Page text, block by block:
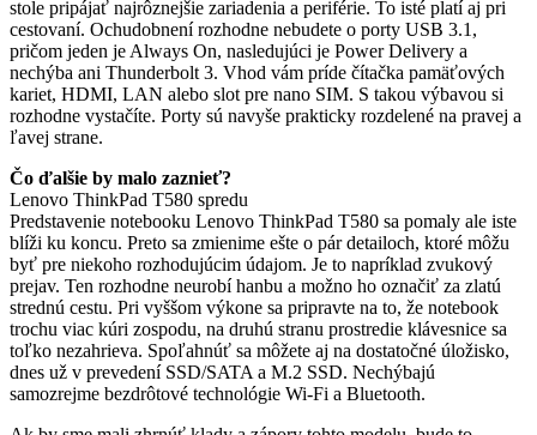
stole pripájať najrôznejšie zariadenia a periférie. To isté platí aj pri
cestovaní. Ochudobnení rozhodne nebudete o porty USB 3.1,
pričom jeden je Always On, nasledujúci je Power Delivery a
nechýba ani Thunderbolt 3. Vhod vám príde čítačka pamäťových
kariet, HDMI, LAN alebo slot pre nano SIM. S takou výbavou si
rozhodne vystačíte. Porty sú navyše prakticky rozdelené na pravej a
ľavej strane.
Čo ďalšie by malo zaznieť?
Lenovo ThinkPad T580 spredu
Predstavenie notebooku Lenovo ThinkPad T580 sa pomaly ale iste
blíži ku koncu. Preto sa zmienime ešte o pár detailoch, ktoré môžu
byť pre niekoho rozhodujúcim údajom. Je to napríklad zvukový
prejav. Ten rozhodne neurobí hanbu a možno ho označiť za zlatú
strednú cestu. Pri vyššom výkone sa pripravte na to, že notebook
trochu viac kúri zospodu, na druhú stranu prostredie klávesnice sa
toľko nezahrieva. Spoľahnúť sa môžete aj na dostatočné úložisko,
dnes už v prevedení SSD/SATA a M.2 SSD. Nechýbajú
samozrejme bezdrôtové technológie Wi-Fi a Bluetooth.